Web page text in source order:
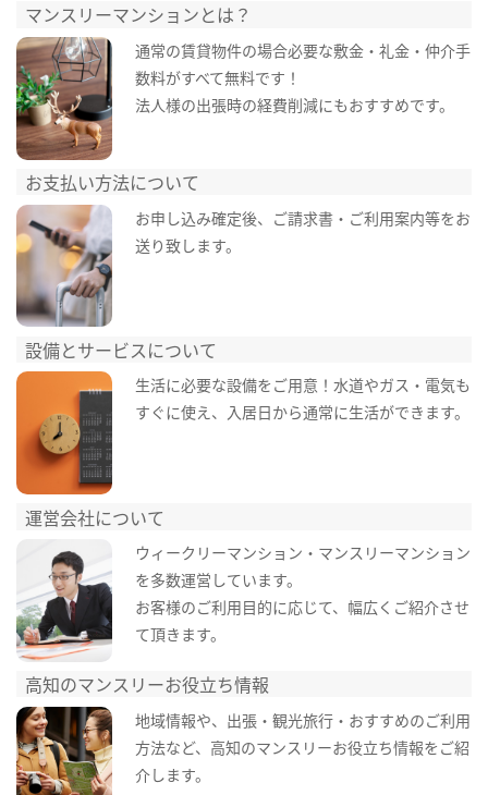
マンスリーマンションとは？
通常の賃貸物件の場合必要な敷金・礼金・仲介手
数料がすべて無料です！
法人様の出張時の経費削減にもおすすめです。
お支払い方法について
お申し込み確定後、ご請求書・ご利用案内等をお
送り致します。
設備とサービスについて
生活に必要な設備をご用意！水道やガス・電気も
すぐに使え、入居日から通常に生活ができます。
運営会社について
ウィークリーマンション・マンスリーマンション
を多数運営しています。
お客様のご利用目的に応じて、幅広くご紹介させ
て頂きます。
高知のマンスリーお役立ち情報
地域情報や、出張・観光旅行・おすすめのご利用
方法など、高知のマンスリーお役立ち情報をご紹
介します。